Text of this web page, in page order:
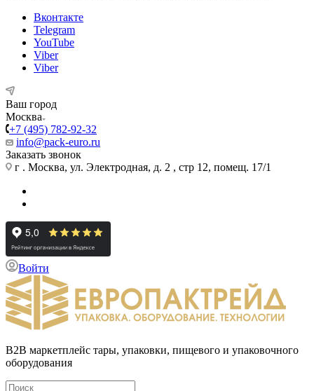
Вконтакте
Telegram
YouTube
Viber
Viber
Ваш город
Москва
+7 (495) 782-92-32
info@pack-euro.ru
Заказать звонок
г . Москва, ул. Электродная, д. 2 , стр 12, помещ. 17/1
Войти
B2B маркетплейс тары, упаковки, пищевого и упаковочного
оборудования